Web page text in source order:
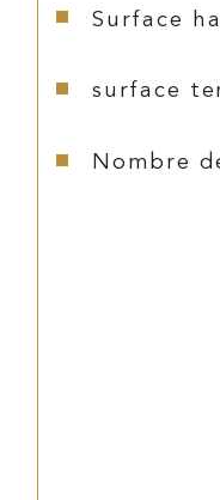
Surface
surface
Nombre